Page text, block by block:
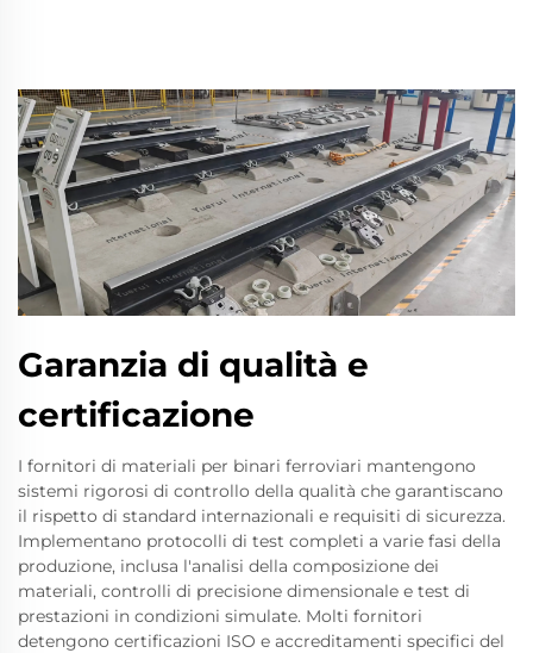
Garanzia di qualità e
certificazione
I fornitori di materiali per binari ferroviari mantengono
sistemi rigorosi di controllo della qualità che garantiscano
il rispetto di standard internazionali e requisiti di sicurezza.
Implementano protocolli di test completi a varie fasi della
produzione, inclusa l'analisi della composizione dei
materiali, controlli di precisione dimensionale e test di
prestazioni in condizioni simulate. Molti fornitori
detengono certificazioni ISO e accreditamenti specifici del